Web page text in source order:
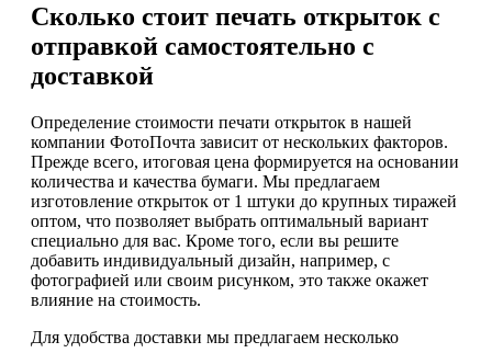
Сколько стоит печать открыток с
отправкой самостоятельно с
доставкой
Определение стоимости печати открыток в нашей
компании ФотоПочта зависит от нескольких факторов.
Прежде всего, итоговая цена формируется на основании
количества и качества бумаги. Мы предлагаем
изготовление открыток от 1 штуки до крупных тиражей
оптом, что позволяет выбрать оптимальный вариант
специально для вас. Кроме того, если вы решите
добавить индивидуальный дизайн, например, с
фотографией или своим рисунком, это также окажет
влияние на стоимость.
Для удобства доставки мы предлагаем несколько